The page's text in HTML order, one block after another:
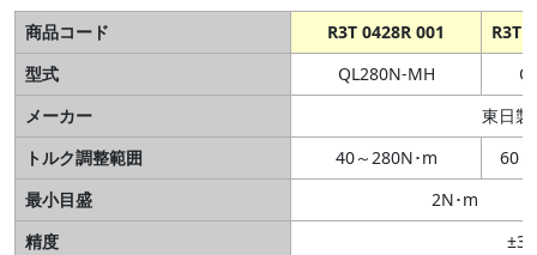
商品コード R3T 0428R 001
R3T
型式
QL280N-MH
メーカー
東日製
トルク調整範囲
40～280N･m
60
最小目盛
2N･m
精度